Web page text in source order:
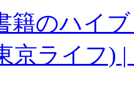
籍のハイ
京ライフ)